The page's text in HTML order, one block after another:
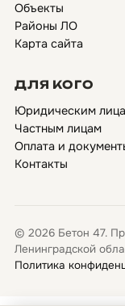
Объекты
Районы ЛО
Карта сайта
ДЛЯ КОГО
Юридическим
Частным лицам
Оплата и
Контакты
© 2026 Бетон 47.
Ленинградской
Политика